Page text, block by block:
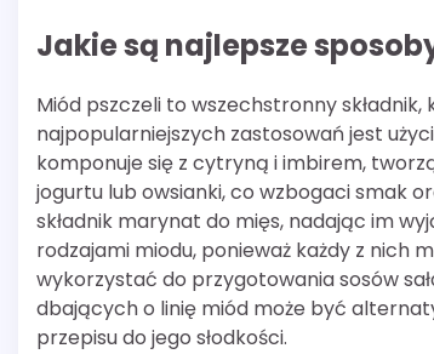
Jakie są najlepsze
Miód pszczeli to wszechstronny
najpopularniejszych zastosowań jest
komponuje się z cytryną i imbirem,
jogurtu lub owsianki, co wzbogaci smak
składnik marynat do mięs, nadając im
rodzajami miodu, ponieważ każdy z nich
wykorzystać do przygotowania sosów
dbających o linię miód może być
przepisu do jego słodkości.